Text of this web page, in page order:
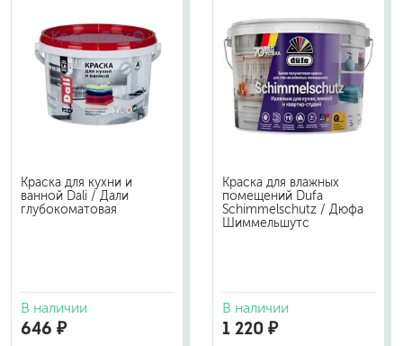
Краска для кухни и
ванной Dali / Дали
глубокоматовая
В наличии
646 ₽
Краска для влажных
помещений Dufa
Schimmelschutz / Дюфа
Шиммельшутс
В наличии
1 220 ₽